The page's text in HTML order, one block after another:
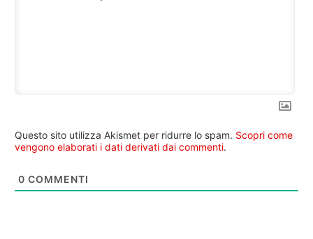
Questo sito utilizza Akismet per ridurre lo spam. Scopri come
vengono elaborati i dati derivati dai commenti.
0 COMMENTI